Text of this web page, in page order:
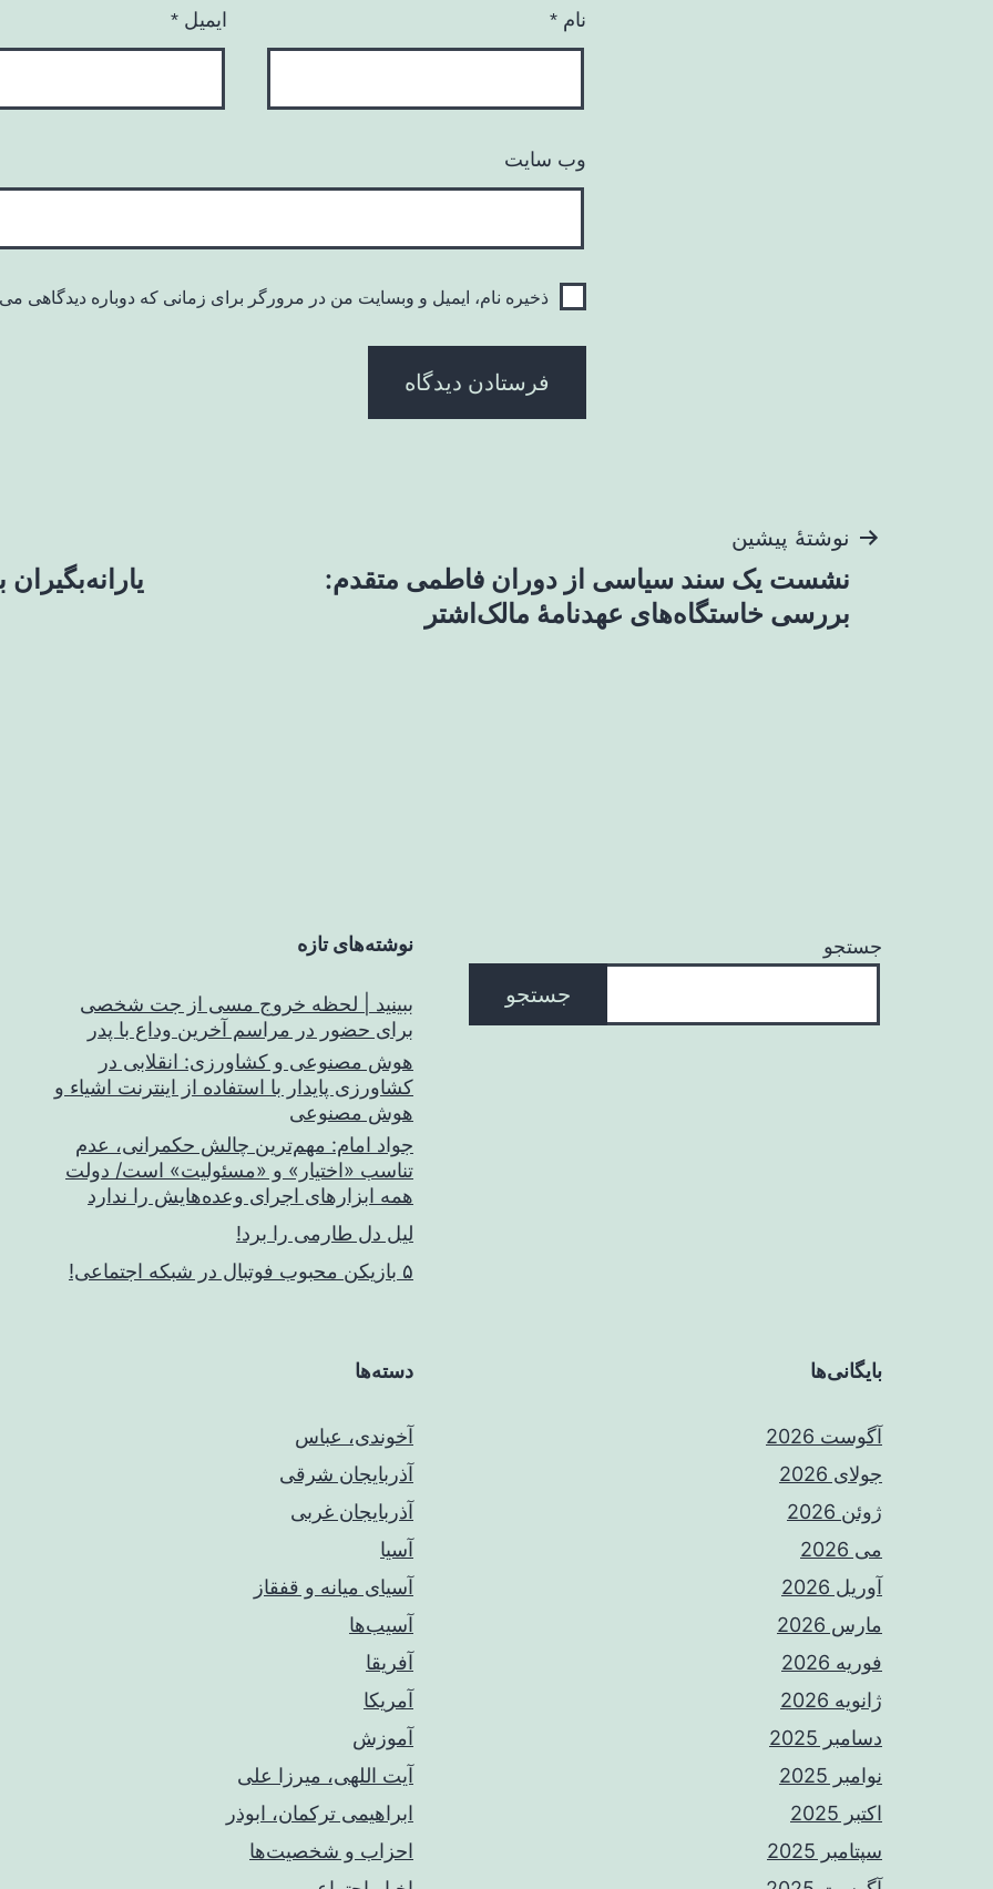
نام * ایمیل *
وب‌ سایت
ذخیره نام، ایمیل و وبسایت من در مرورگر برای زمانی که دوباره دیدگاهی
راهبری
نوشته
نوشتهٔ پیشین
نشست یک سند سیاسی از دوران فاطمی متقدم:
بررسی خاستگاه‌های عهدنامۀ مالک‌اشتر
جستجو
جستجو
نوشته‌های تازه
ببینید | لحظه خروج مسی از جت شخصی
برای حضور در مراسم آخرین وداع با پدر
هوش مصنوعی و کشاورزی: انقلابی در
کشاورزی پایدار با استفاده از اینترنت اشیاء و
هوش مصنوعی
جواد امام: مهم‌ترین چالش حکمرانی، عدم
تناسب «اختیار» و «مسئولیت» است/ دولت
همه ابزارهای اجرای وعده‌هایش را ندارد
لیل دل طارمی را برد!
۵ بازیکن محبوب فوتبال در شبکه اجتماعی!
بایگانی‌ها
آگوست 2026
جولای 2026
ژوئن 2026
می 2026
آوریل 2026
مارس 2026
فوریه 2026
ژانویه 2026
دسامبر 2025
نوامبر 2025
اکتبر 2025
سپتامبر 2025
دسته‌ها
آخوندی، عباس
آذربایجان شرقی
آذربایجان غربی
آسیا
آسیای میانه و قفقاز
آسیب‌ها
آفریقا
آمریکا
آموزش
آیت اللهی، میرزا علی
ابراهیمی ترکمان، ابوذر
احزاب و شخصیت‌ها